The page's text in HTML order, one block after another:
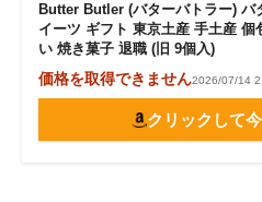
Butter Butler (バターバトラー) バ
イーツ ギフト 東京土産 手土産
い 焼き菓子 退職 (旧 9個入)
価格を取得できません2026/07/14
クリックして